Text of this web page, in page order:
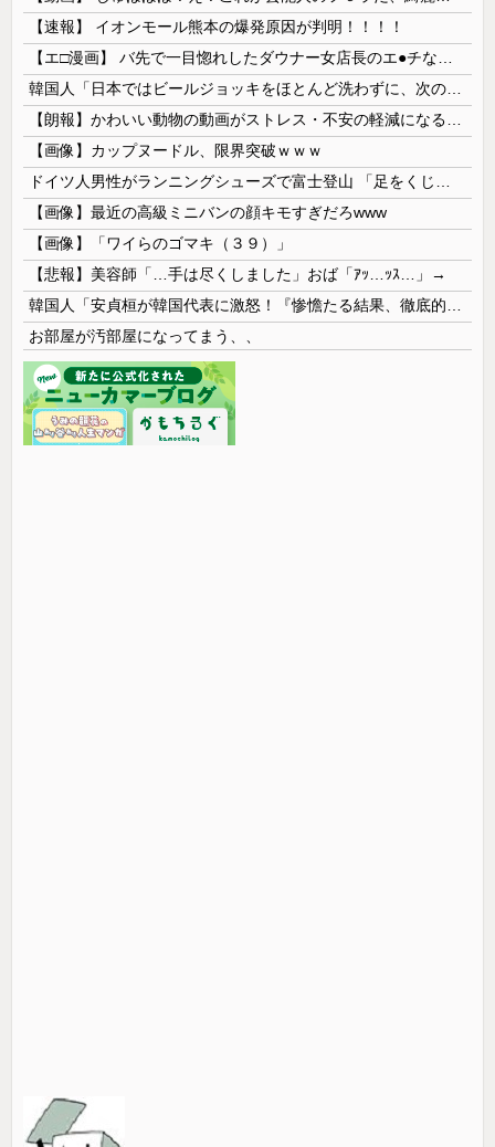
【速報】 イオンモール熊本の爆発原因が判明！！！！
【画像】カップヌードル、限界突破ｗｗｗ
【画像】最近の高級ミニバンの顔キモすぎだろwww
【画像】「ワイらのゴマキ（３９）」
【悲報】美容師「…手は尽くしました」おば「ｱｯ…ｯｽ…」→
お部屋が汚部屋になってまう、、